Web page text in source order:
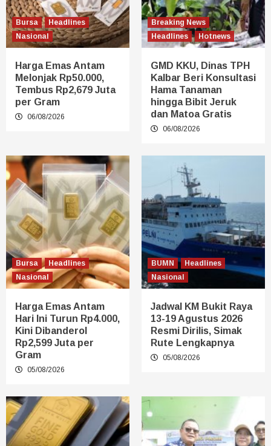
Bursa
Headlines
Nasional
Harga Emas Antam
Melonjak Rp50.000,
Tembus Rp2,679 Juta
per Gram
06/08/2026
Breaking News
Headlines
Hotnews
GMD KKU, Dinas TPH
Kalbar Beri Konsultasi
Hama Tanaman
hingga Bibit Jeruk
dan Matoa Gratis
06/08/2026
Bursa
Headlines
Nasional
Harga Emas Antam
Hari Ini Turun Rp4.000,
Kini Dibanderol
Rp2,599 Juta per
Gram
05/08/2026
BUMN
Headlines
Nasional
Jadwal KM Bukit Raya
13-19 Agustus 2026
Resmi Dirilis, Simak
Rute Lengkapnya
05/08/2026